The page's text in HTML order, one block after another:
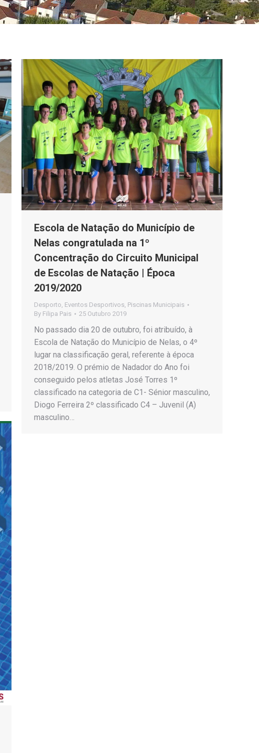
Escola de Natação do Município de
Nelas congratulada na 1º
Concentração do Circuito Municipal
de Escolas de Natação | Época
2019/2020
Desporto Eventos Desportivos Piscinas Municipais
By Filipa Pais 25 Outubro 2019
No passado dia 20 de outubro, foi atribuído, à
Escola de Natação do Município de Nelas, o 4º
lugar na classificação geral, referente à época
2018/2019. O prémio de Nadador do Ano foi
conseguido pelos atletas José Torres 1º
classificado na categoria de C1- Sénior masculino,
Diogo Ferreira 2º classificado C4 – Juvenil (A)
masculino…